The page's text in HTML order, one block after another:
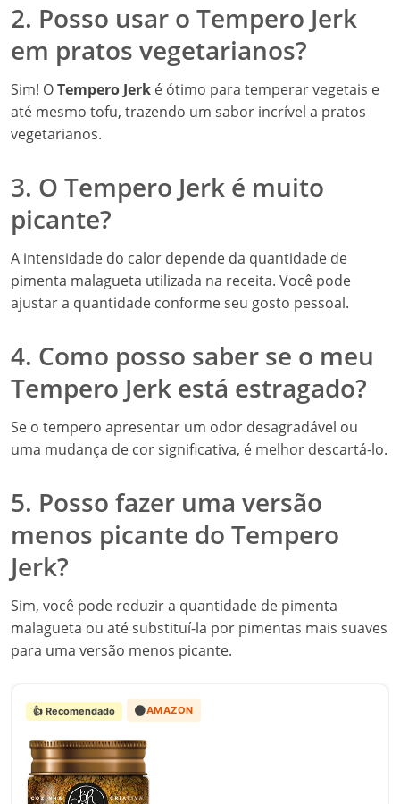
2. Posso usar o Tempero Jerk
em pratos vegetarianos?
Sim! OTempero Jerk é ótimo para temperar vegetais e
até mesmo tofu, trazendo um sabor incrível a pratos
vegetarianos.
3. O Tempero Jerk é muito
picante?
A intensidade do calor depende da quantidade de
pimenta malagueta utilizada na receita. Você pode
ajustar a quantidade conforme seu gosto pessoal.
4. Como posso saber se o meu
Tempero Jerk está estragado?
Se o tempero apresentar um odor desagradável ou
uma mudança de cor significativa, é melhor descartá-lo.
5. Posso fazer uma versão
menos picante do Tempero
Jerk?
Sim, você pode reduzir a quantidade de pimenta
malagueta ou até substituí-la por pimentas mais suaves
para uma versão menos picante.
👍 Recomendado 🟠AMAZON